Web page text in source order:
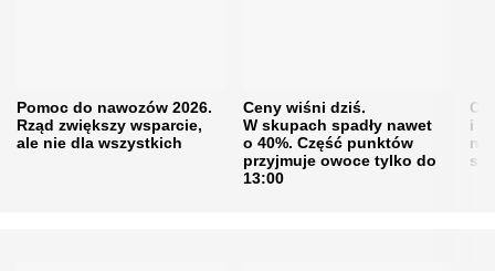
Pomoc do nawozów 2026.
Rząd zwiększy wsparcie,
ale nie dla wszystkich
Ceny wiśni dziś.
W skupach spadły nawet
o 40%. Część punktów
przyjmuje owoce tylko do
13:00
i